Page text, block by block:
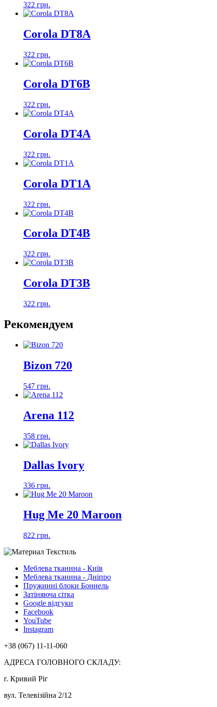
322 грн.
Corola DT8A
322 грн.
Corola DT6B
322 грн.
Corola DT4A
322 грн.
Corola DT1A
322 грн.
Corola DT4B
322 грн.
Corola DT3B
322 грн.
Рекомендуем
Bizon 720
547 грн.
Arena 112
358 грн.
Dallas Ivory
336 грн.
Hug Me 20 Maroon
822 грн.
Меблева тканина - Київ
Меблева тканина - Дніпро
Пружинні блоки Боннель
Затіняюча сітка
Google відгуки
Facebook
YouTube
Instagram
+38 (067) 11-11-060
АДРЕСА ГОЛОВНОГО СКЛАДУ:
г. Кривий Ріг
вул. Телевізійна 2/12